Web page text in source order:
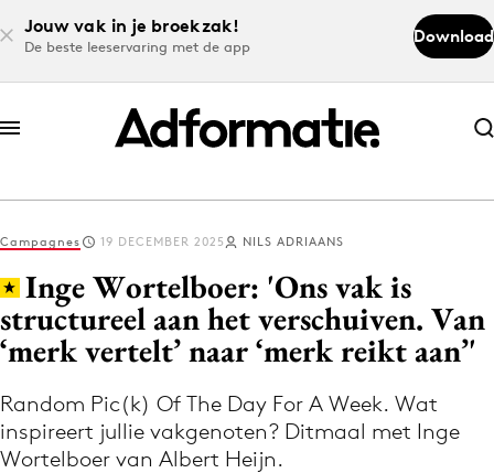
Jouw vak in je broekzak!
De beste leeservaring met de app
Download
Abonneer nu
Abonneer nu
Log in
Download de app
Volg het laatste nieuws via de Adformatie
Nieuws app
Campagnes 19 DECEMBER 2025 NILS ADRIAANS
Inge Wortelboer: 'Ons vak is
structureel aan het verschuiven. Van
‘merk vertelt’ naar ‘merk reikt aan’'
Random Pic(k) Of The Day For A Week. Wat
inspireert jullie vakgenoten? Ditmaal met Inge
Wortelboer van Albert Heijn.